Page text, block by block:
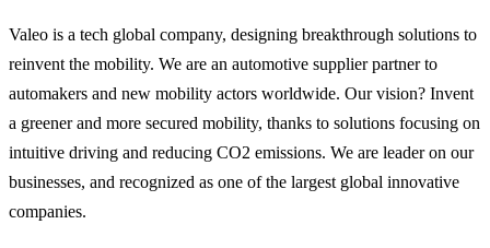
Valeo is a tech global company, designing breakthrough solutions to
reinvent the mobility. We are an automotive supplier partner to
automakers and new mobility actors worldwide. Our vision? Invent
a greener and more secured mobility, thanks to solutions focusing on
intuitive driving and reducing CO2 emissions. We are leader on our
businesses, and recognized as one of the largest global innovative
companies.